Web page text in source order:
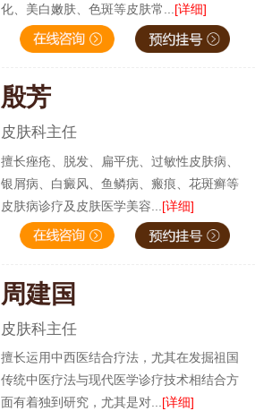
化、美白嫩肤、色斑等皮肤常... [详细]
殷芳
皮肤科主任
擅长痤疮、脱发、扁平疣、过敏性皮肤病、
银屑病、白癜风、鱼鳞病、瘢痕、花斑癣等
皮肤病诊疗及皮肤医学美容... [详细]
周建国
皮肤科主任
擅长运用中西医结合疗法，尤其在发掘祖国
传统中医疗法与现代医学诊疗技术相结合方
面有着独到研究，尤其是对...[详细]